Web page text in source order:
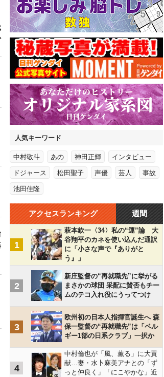
人気キーワード
中村敬斗 あの 神田正輝 インタビュー
ドジャース 松田聖子 声優 芸人 事故
池田佳隆
アクセスランキング 週間
1
萩本欽一〈34〉私の“運”論 大
谷翔平のカネを使い込んだ通訳
に「小さな声で『ありがと
う』」
2
新庄監督の“再就職先”に挙がる
まさかの球団 采配に賛否もチー
ムのテコ入れ役にうってつけ
3
欧州初の日本人指揮官誕生へ 森
保一監督の“再就職先”は「ベル
ギー1部の日系クラブ」一択か
4
中村倫也が「風、薫る」に大貢
献…妻・水卜麻美アナとの「ず
っと仲良く」「にこやかな」近